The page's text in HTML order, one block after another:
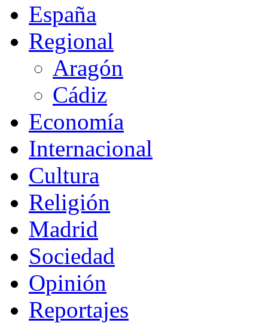
España
Regional
Aragón
Cádiz
Economía
Internacional
Cultura
Religión
Madrid
Sociedad
Opinión
Reportajes